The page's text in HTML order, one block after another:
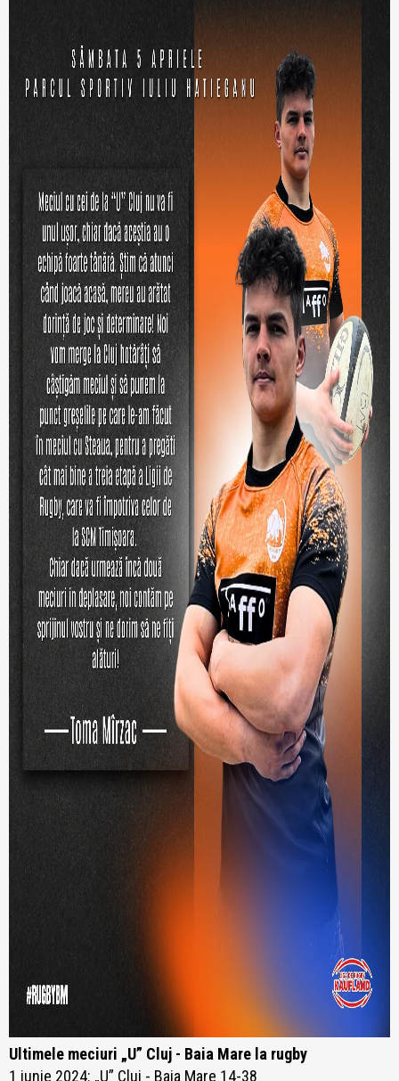
Ultimele meciuri „U” Cluj - Baia Mare la rugby
1 iunie 2024: „U” Cluj - Baia Mare 14-38